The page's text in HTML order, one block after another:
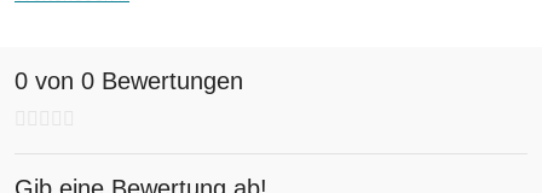
schon vor dem Auspacken für Freude sorgt.
0 von 0 Bewertungen